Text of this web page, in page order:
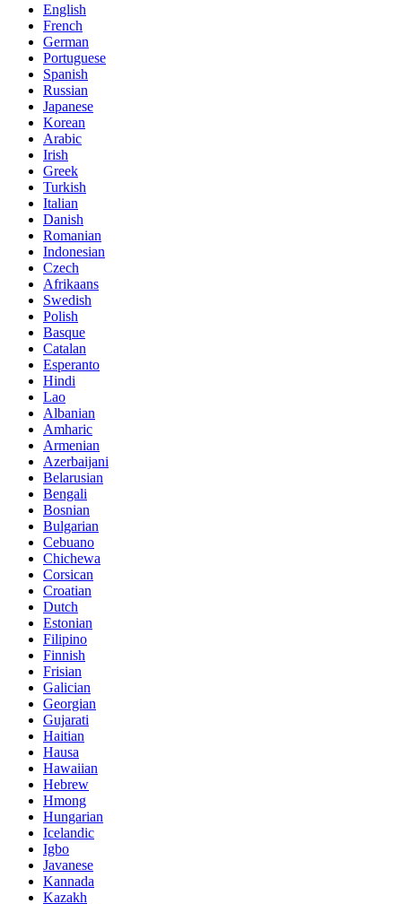
English
French
German
Portuguese
Spanish
Russian
Japanese
Korean
Arabic
Irish
Greek
Turkish
Italian
Danish
Romanian
Indonesian
Czech
Afrikaans
Swedish
Polish
Basque
Catalan
Esperanto
Hindi
Lao
Albanian
Amharic
Armenian
Azerbaijani
Belarusian
Bengali
Bosnian
Bulgarian
Cebuano
Chichewa
Corsican
Croatian
Dutch
Estonian
Filipino
Finnish
Frisian
Galician
Georgian
Gujarati
Haitian
Hausa
Hawaiian
Hebrew
Hmong
Hungarian
Icelandic
Igbo
Javanese
Kannada
Kazakh